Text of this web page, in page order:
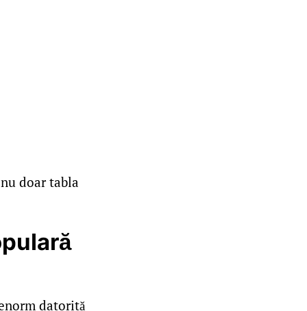
doar tabla
datorită